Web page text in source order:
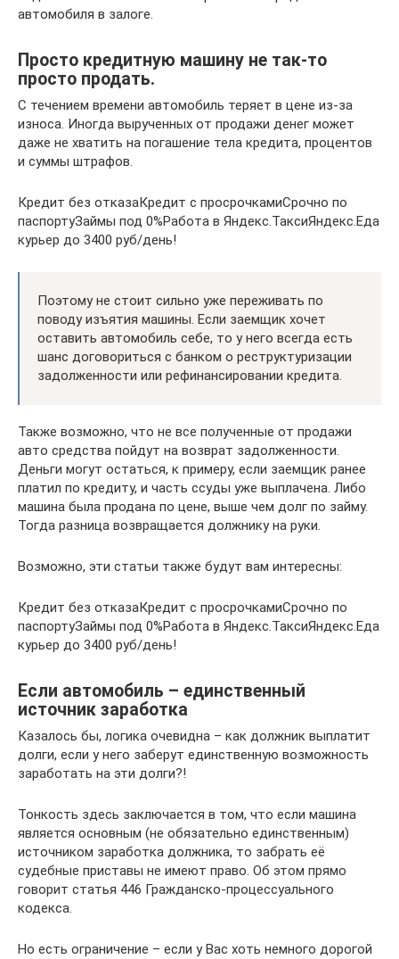
автомобиля в залоге.
Просто кредитную машину не так-то
просто продать.
С течением времени автомобиль теряет в цене из-за
износа. Иногда вырученных от продажи денег может
даже не хватить на погашение тела кредита, процентов
и суммы штрафов.
Кредит без отказаКредит с просрочкамиСрочно по
паспортуЗаймы под 0%Работа в Яндекс.ТаксиЯндекс.Еда
курьер до 3400 руб/день!
Поэтому не стоит сильно уже переживать по
поводу изъятия машины. Если заемщик хочет
оставить автомобиль себе, то у него всегда есть
шанс договориться с банком о реструктуризации
задолженности или рефинансировании кредита.
Также возможно, что не все полученные от продажи
авто средства пойдут на возврат задолженности.
Деньги могут остаться, к примеру, если заемщик ранее
платил по кредиту, и часть ссуды уже выплачена. Либо
машина была продана по цене, выше чем долг по займу.
Тогда разница возвращается должнику на руки.
Возможно, эти статьи также будут вам интересны:
Кредит без отказаКредит с просрочкамиСрочно по
паспортуЗаймы под 0%Работа в Яндекс.ТаксиЯндекс.Еда
курьер до 3400 руб/день!
Если автомобиль – единственный
источник заработка
Казалось бы, логика очевидна – как должник выплатит
долги, если у него заберут единственную возможность
заработать на эти долги?!
Тонкость здесь заключается в том, что если машина
является основным (не обязательно единственным)
источником заработка должника, то забрать её
судебные приставы не имеют право. Об этом прямо
говорит статья 446 Гражданско-процессуального
кодекса.
Но есть ограничение – если у Вас хоть немного дорогой